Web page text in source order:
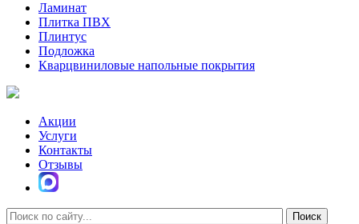
Ламинат
Плитка ПВХ
Плинтус
Подложка
Кварцвиниловые напольные покрытия
Акции
Услуги
Контакты
Отзывы